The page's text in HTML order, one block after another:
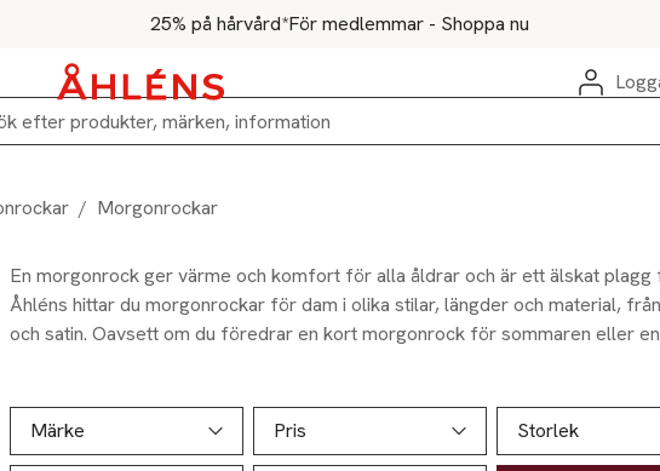
25% på hårvård*För medlemmar - Shoppa nu
/ Morgonrockar
En morgonrock ger värme och komfort för alla åldrar och är ett älskat plagg
Åhléns hittar du morgonrockar för dam i olika stilar, längder och material,
och satin. Oavsett om du föredrar en kort morgonrock för sommaren eller
Hoppa till produktsidan
Märke
Pris Storlek
Lista över produkter